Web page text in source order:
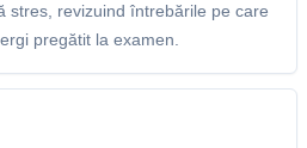
stres, revizuind întrebările pe care
pregătit la examen.